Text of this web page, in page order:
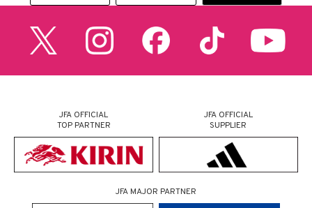
JFA OFFICIAL
TOP PARTNER
JFA OFFICIAL
SUPPLIER
JFA MAJOR PARTNER